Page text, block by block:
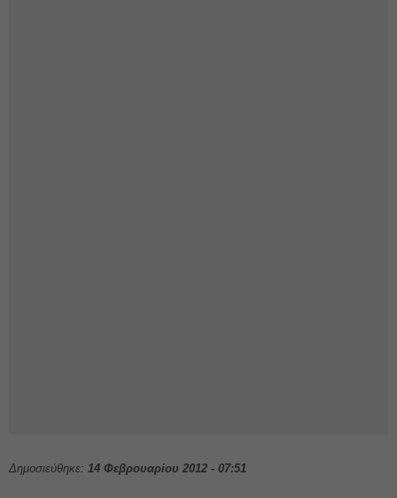
Δημοσιεύθηκε: 14 Φεβρουαρίου 2012 - 07:51